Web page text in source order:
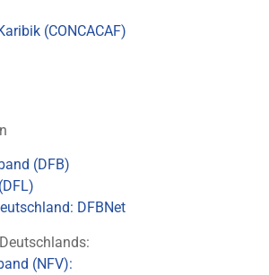
(CONCACAF)
(DFB)
DFBNet
(NFV):